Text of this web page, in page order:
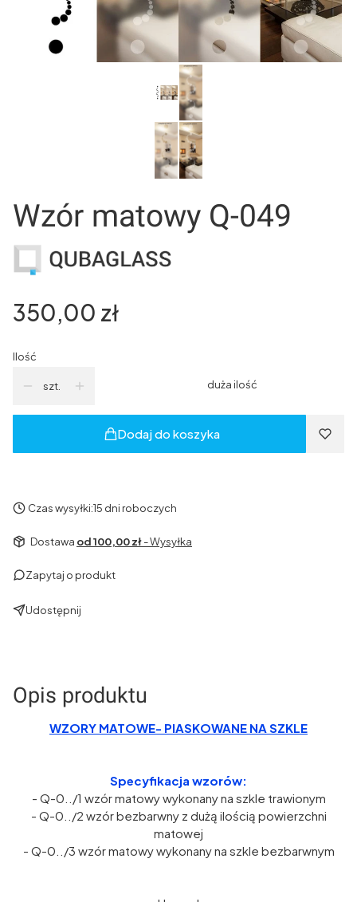
Wzór matowy Q-049
Cena
350,00 zł
Ilość
szt. duża ilość
Dodaj do koszyka
Czas wysyłki:15 dni roboczych
Dostawa od 100,00 zł- Wysyłka
Zapytaj o produkt
Udostępnij
Opis produktu
WZORY MATOWE- PIASKOWANE NA SZKLE
Specyfikacja wzorów:
- Q-0../1 wzór matowy wykonany na szkle trawionym
- Q-0../2 wzór bezbarwny z dużą ilością powierzchni
matowej
- Q-0../3 wzór matowy wykonany na szkle bezbarwnym